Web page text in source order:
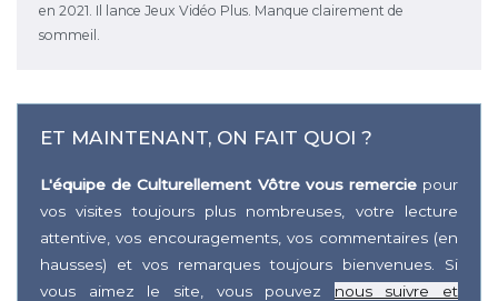
en 2021. Il lance Jeux Vidéo Plus. Manque clairement de
sommeil.
ET MAINTENANT, ON FAIT QUOI ?
L'équipe de Culturellement Vôtre vous remerciepour
vos visites toujours plus nombreuses, votre lecture
attentive, vos encouragements, vos commentaires (en
hausses) et vos remarques toujours bienvenues. Si
vous aimez le site, vous pouvez nous suivre et